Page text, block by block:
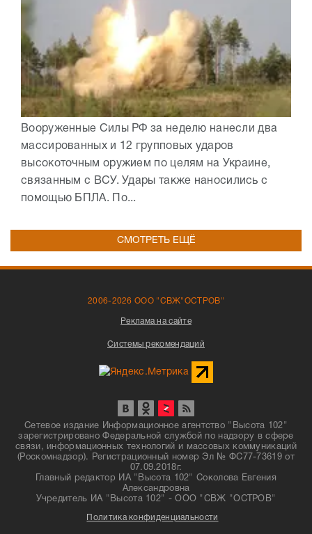
Вооруженные Силы РФ за неделю нанесли два
массированных и 12 групповых ударов
высокоточным оружием по целям на Украине,
связанным с ВСУ. Удары также наносились с
помощью БПЛА. По...
СМОТРЕТЬ ЕЩЁ
2006-2026 ООО "СВЖ"ОСТРОВ"
Реклама на сайте
Системы рекомендаций
Сетевое издание Информационное агентство "Высота 102"
зарегистрировано Федеральной службой по надзору в сфере
связи, информационных технологий и массовых коммуникаций
(Роскомнадзор). Регистрационный номер Эл № ФС77-73619 от
07.09.2018г.
Главный редактор ИА "Высота 102" Соколова Евгения
Александровна
Учредитель ИА "Высота 102" - ООО "СВЖ "ОСТРОВ"
Политика конфиденциальности